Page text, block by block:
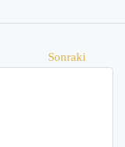
Sonraki